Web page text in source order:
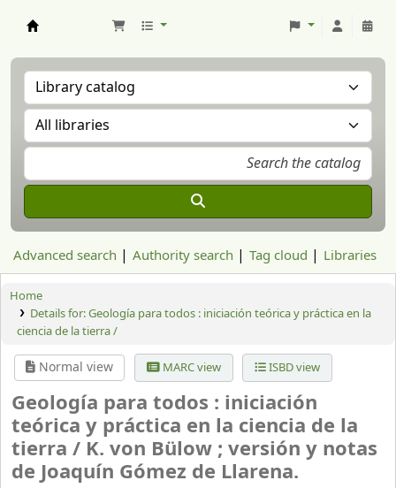
Advanced search Authority search Tag cloud Libraries
Home
Details for:Geología para todos : iniciación teórica y práctica en la
ciencia de la tierra /
Normal view MARC view ISBD view
Geología para todos : iniciación
teórica y práctica en la ciencia de la
tierra / K. von Bülow ; versión y notas
de Joaquín Gómez de Llarena.